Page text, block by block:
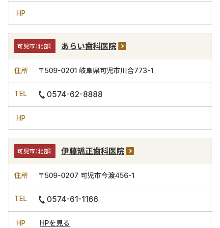
可児市（北部） あらい歯科医院
〒509-0201 岐阜県可児市川合773-1
0574-62-8888
可児市（北部） 伊藤矯正歯科医院
〒509-0207 可児市今渡456-1
0574-61-1166
HPを見る